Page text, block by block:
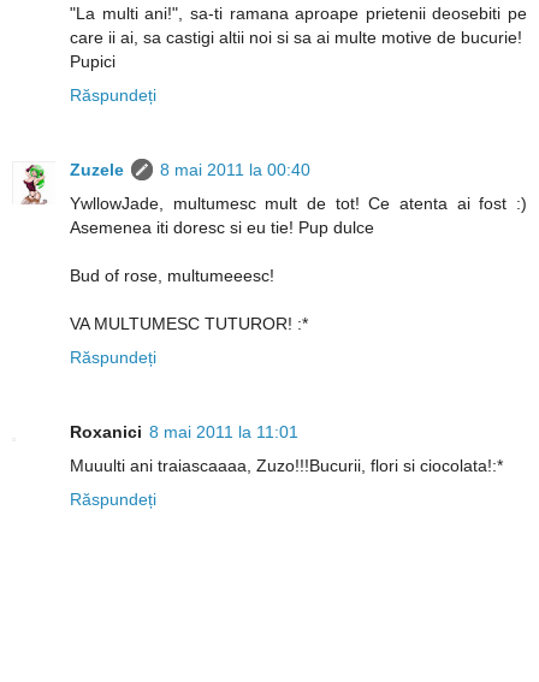
"La multi ani!", sa-ti ramana aproape prietenii deosebiti pe
care ii ai, sa castigi altii noi si sa ai multe motive de bucurie!
Pupici
Răspundeți
Zuzele
8 mai 2011 la 00:40
YwllowJade, multumesc mult de tot! Ce atenta ai fost :)
Asemenea iti doresc si eu tie! Pup dulce
Bud of rose, multumeeesc!
VA MULTUMESC TUTUROR! :*
Răspundeți
Roxanici 8 mai 2011 la 11:01
Muuulti ani traiascaaaa, Zuzo!!!Bucurii, flori si ciocolata!:*
Răspundeți